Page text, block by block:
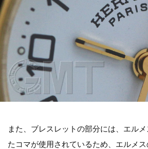
また、ブレスレットの部分には、エル
たコマが使用されているため、エルメ